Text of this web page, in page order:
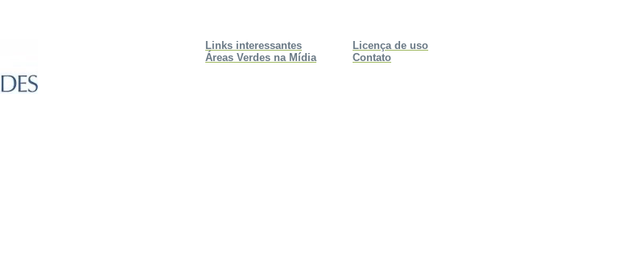
Licença de uso
Contato
Links interessantes
Áreas Verdes na Mídia